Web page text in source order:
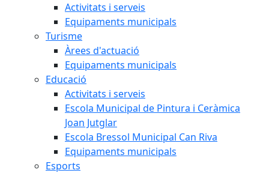
Activitats i serveis
Equipaments municipals
Turisme
Àrees d'actuació
Equipaments municipals
Educació
Activitats i serveis
Escola Municipal de Pintura i Ceràmica
Joan Jutglar
Escola Bressol Municipal Can Riva
Equipaments municipals
Esports